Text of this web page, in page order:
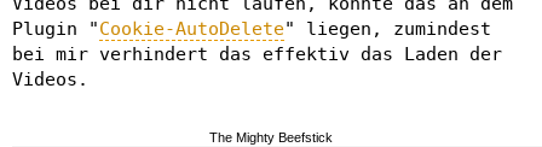
Plugin "Cookie-AutoDelete" liegen, zumindest
bei mir verhindert das effektiv das Laden der
Videos.
The Mighty Beefstick